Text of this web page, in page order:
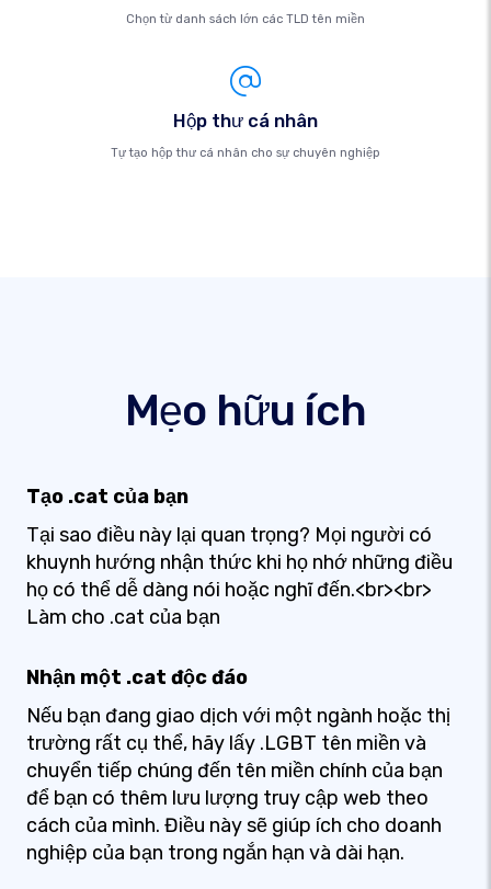
Chọn từ danh sách lớn các TLD tên miền
Hộp thư cá nhân
Tự tạo hộp thư cá nhân cho sự chuyên nghiệp
Mẹo hữu ích
Tạo .cat của bạn
Tại sao điều này lại quan trọng? Mọi người có
khuynh hướng nhận thức khi họ nhớ những điều
họ có thể dễ dàng nói hoặc nghĩ đến.<br><br>
Làm cho .cat của bạn
Nhận một .cat độc đáo
Nếu bạn đang giao dịch với một ngành hoặc thị
trường rất cụ thể, hãy lấy .LGBT tên miền và
chuyển tiếp chúng đến tên miền chính của bạn
để bạn có thêm lưu lượng truy cập web theo
cách của mình. Điều này sẽ giúp ích cho doanh
nghiệp của bạn trong ngắn hạn và dài hạn.